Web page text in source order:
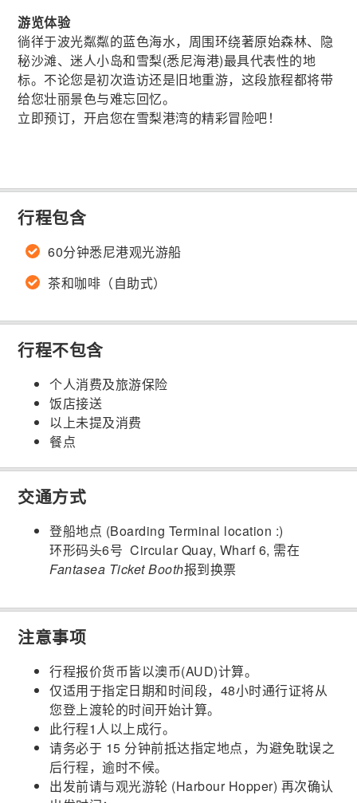
游览体验
徜徉于波光粼粼的蓝色海水，周围环绕著原始森林、隐
秘沙滩、迷人小岛和雪梨(悉尼海港)最具代表性的地
标。不论您是初次造访还是旧地重游，这段旅程都将带
给您壮丽景色与难忘回忆。
立即预订，开启您在雪梨港湾的精彩冒险吧！
行程包含
60分钟悉尼港观光游船
茶和咖啡（自助式）
行程不包含
个人消费及旅游保险
饭店接送
以上未提及消费
餐点
交通方式
登船地点 (Boarding Terminal location :)
环形码头6号 Circular Quay, Wharf 6, 需在
Fantasea Ticket Booth报到换票
注意事项
行程报价货币皆以澳币(AUD)计算。
仅适用于指定日期和时间段，48小时通行证将从
您登上渡轮的时间开始计算。
此行程1人以上成行。
请务必于 15 分钟前抵达指定地点，为避免耽误之
后行程，逾时不候。
出发前请与观光游轮 (Harbour Hopper) 再次确认